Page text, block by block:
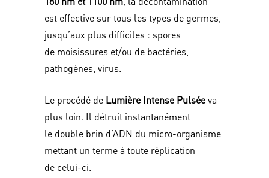
est effective sur tous les types de germes,
jusqu’aux plus difficiles : spores
de moisissures et/ou de bactéries,
pathogènes, virus.
Le procédé de Lumière Intense Pulséeva
plus loin. Il détruit instantanément
le double brin d’ADN du micro-organisme
mettant un terme à toute réplication
de celui-ci.